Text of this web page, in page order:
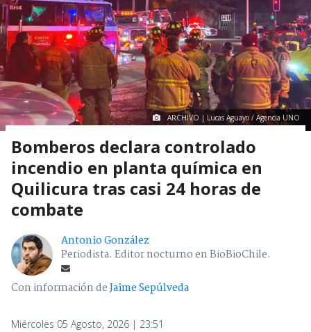
ARCHIVO | Lucas Aguayo / Agencia UNO
Bomberos declara controlado
incendio en planta química en
Quilicura tras casi 24 horas de
combate
Antonio González
Periodista. Editor nocturno en BioBioChile.
Con información deJaime Sepúlveda
Miércoles 05 Agosto, 2026 | 23:51